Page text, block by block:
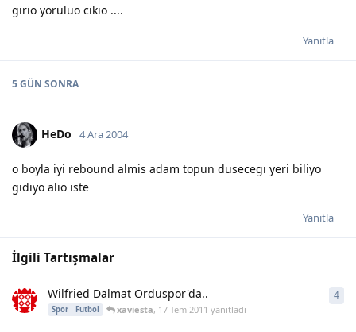
girio yoruluo cikio ....
Yanıtla
5 GÜN SONRA
HeDo 4 Ara 2004
o boyla iyi rebound almis adam topun dusecegı yeri biliyo
gidiyo alio iste
Yanıtla
İlgili Tartışmalar
Wilfried Dalmat Orduspor'da..
Spor Futbol xaviesta, 17 Tem 2011 yanıtladı
4